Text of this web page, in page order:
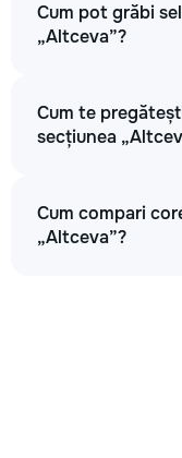
Cum pot grăbi
„Altceva”?
Cum te
secțiunea
Cum compari
„Altceva”?